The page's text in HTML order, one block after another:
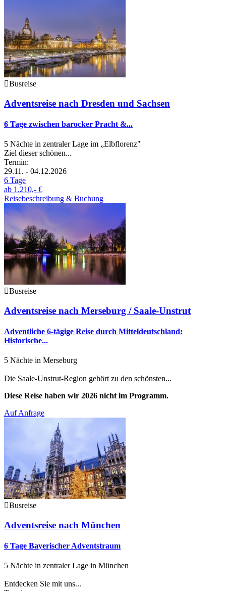
Busreise
Adventsreise nach Dresden und Sachsen
6 Tage zwischen barocker Pracht &...
5 Nächte in zentraler Lage im „Elbflorenz"
Ziel dieser schönen...
Termin:
29.11. - 04.12.2026
6 Tage
ab 1.210,- €
Reisebeschreibung & Buchung
Busreise
Adventsreise nach Merseburg / Saale-Unstrut
Adventliche 6-tägige Reise durch Mitteldeutschland:
Historische...
5 Nächte in Merseburg
Die Saale-Unstrut-Region gehört zu den schönsten...
Diese Reise haben wir 2026 nicht im Programm.
Auf Anfrage
Busreise
Adventsreise nach München
6 Tage Bayerischer Adventstraum
5 Nächte in zentraler Lage in München
Entdecken Sie mit uns...